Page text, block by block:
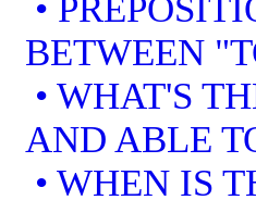
•
BETWEEN
• WHAT'S
AND ABLE
• WHEN IS